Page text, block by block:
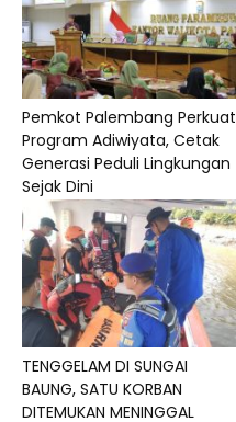
Pemkot Palembang Perkuat
Program Adiwiyata, Cetak
Generasi Peduli Lingkungan
Sejak Dini
TENGGELAM DI SUNGAI
BAUNG, SATU KORBAN
DITEMUKAN MENINGGAL